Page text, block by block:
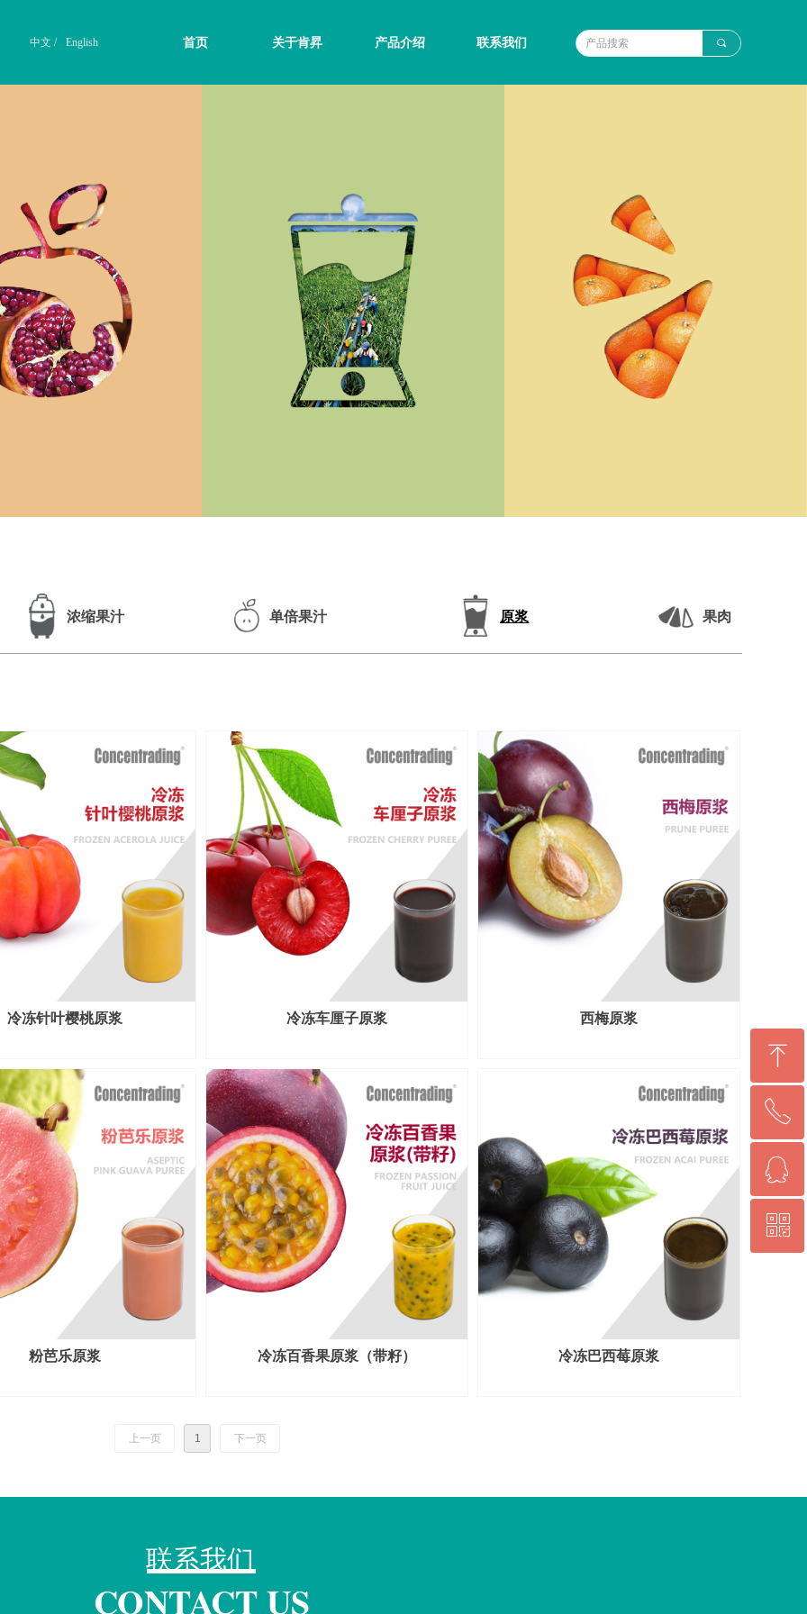
首页 关于肯昇 产品介绍 联系我们
中文 / English 끠
冷冻针叶樱桃原浆 冷冻车厘子原浆 西梅原浆
粉芭乐原浆 冷冻百香果原浆（带籽） 冷冻巴西莓原浆
上一页 1 下一页
浓缩果汁 单倍果汁 原浆 果肉
CONTACT US
联系我们
ꁸ
回到顶部
ꂅ
ꁗ
QQ客服
ꀥ